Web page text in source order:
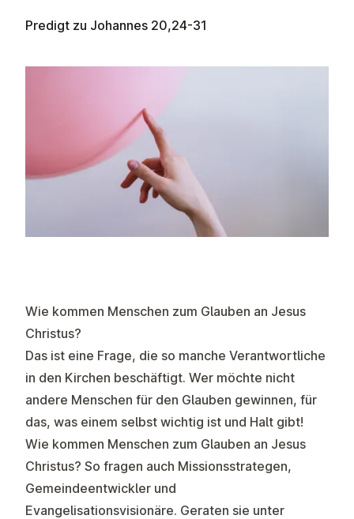
Predigt zu Johannes 20,24-31
Wie kommen Menschen zum Glauben an Jesus
Christus?
Das ist eine Frage, die so manche Verantwortliche
in den Kirchen beschäftigt. Wer möchte nicht
andere Menschen für den Glauben gewinnen, für
das, was einem selbst wichtig ist und Halt gibt!
Wie kommen Menschen zum Glauben an Jesus
Christus? So fragen auch Missionsstrategen,
Gemeindeentwickler und
Evangelisationsvisionäre. Geraten sie unter